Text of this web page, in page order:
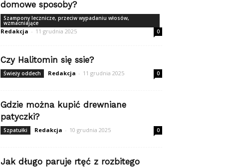
domowe sposoby?
Szampony lecznicze, przeciw wypadaniu włosów,
wzmacniające
Redakcja - 11 grudnia 2025 0
Czy Halitomin się ssie?
Świeży oddech Redakcja - 11 grudnia 2025 0
Gdzie można kupić drewniane
patyczki?
Szpatułki Redakcja - 10 grudnia 2025 0
Jak długo paruje rtęć z rozbitego